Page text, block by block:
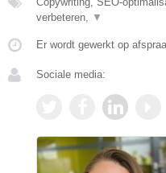
verbeteren, ▼
Er wordt gewerkt op
Sociale media: